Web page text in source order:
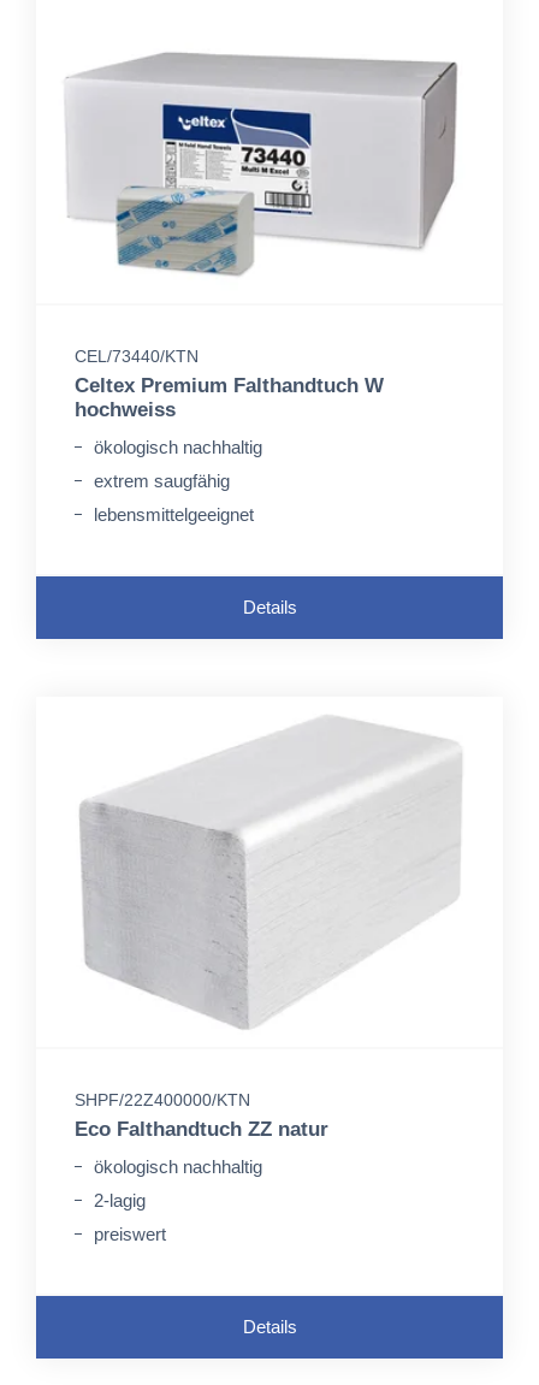
CEL/73440/KTN
Celtex Premium Falthandtuch W
hochweiss
ökologisch nachhaltig
extrem saugfähig
lebensmittelgeeignet
Details
SHPF/22Z400000/KTN
Eco Falthandtuch ZZ natur
ökologisch nachhaltig
2-lagig
preiswert
Details